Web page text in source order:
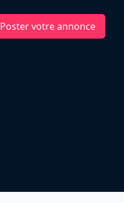
Poster votre annonce